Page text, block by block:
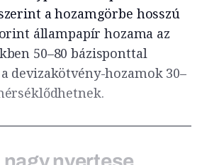
a hozamgörbe hosszú
állampapír hozama az
50–80 bázisponttal
devizakötvény-hozamok 30–